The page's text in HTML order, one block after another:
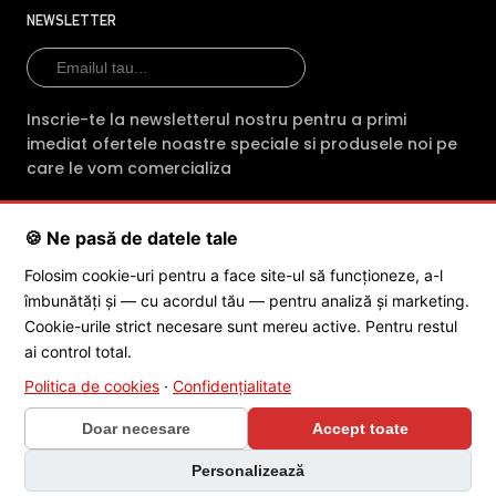
profesionalism fiecare comanda. Indiferent
de produsul achizitionat, clientii primesc din
partea magazinului online intre 2 si 3 ani
E-Camere.ro ofera si consultanta tehnica
echipamentelor cumparate
Echipa de profesionisti ai magazinului E-
camere.ro asigura in sprijinul cetatenilor
servicii dedicate dezvoltarii si comercializarii
de camere de supraveghere profesionale,
adresandu-se in special directorilor de
companii si antreprenorilor, dar si institutiilor
de stat, care urmaresc buna conduita
NEWSLETTER
Inscrie-te la newsletterul nostru pentru a primi
imediat ofertele noastre speciale si produsele noi pe
care le vom comercializa
SC POLITES ONLINE SRL· CUI: RO34846331· Reg. Com.:
J2015001227161
· Capital social: 200 RON · Sediu: Str. Petrache
Poenaru, Nr. 1, Craiova, Jud. Dolj ·Contactează-ne·Service produs
© 2026 SC POLITES ONLINE SRL
🍪 Ne pasă de datele tale
Folosim cookie-uri pentru a face site-ul să funcționeze, a-l
îmbunătăți și — cu acordul tău — pentru analiză și marketing.
Cookie-urile strict necesare sunt mereu active. Pentru restul
ai control total.
Politica de cookies · Confidențialitate
Doar necesare
Personalizează
Accept toate